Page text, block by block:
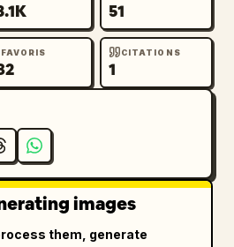
51
FAVORIS CITATIONS
1
images
them, generate